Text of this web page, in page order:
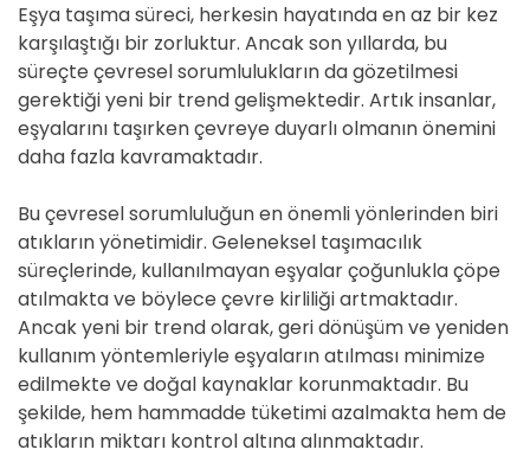
Eşya taşıma süreci, herkesin hayatında en az bir kez
karşılaştığı bir zorluktur. Ancak son yıllarda, bu
süreçte çevresel sorumlulukların da gözetilmesi
gerektiği yeni bir trend gelişmektedir. Artık insanlar,
eşyalarını taşırken çevreye duyarlı olmanın önemini
daha fazla kavramaktadır.
Bu çevresel sorumluluğun en önemli yönlerinden biri
atıkların yönetimidir. Geleneksel taşımacılık
süreçlerinde, kullanılmayan eşyalar çoğunlukla çöpe
atılmakta ve böylece çevre kirliliği artmaktadır.
Ancak yeni bir trend olarak, geri dönüşüm ve yeniden
kullanım yöntemleriyle eşyaların atılması minimize
edilmekte ve doğal kaynaklar korunmaktadır. Bu
şekilde, hem hammadde tüketimi azalmakta hem de
atıkların miktarı kontrol altına alınmaktadır.